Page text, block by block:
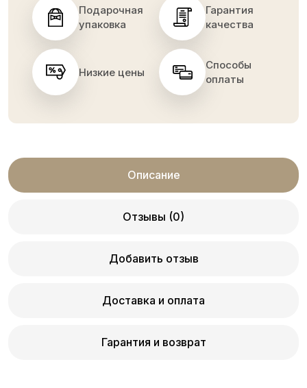
Подарочная
упаковка
Гарантия
качества
Низкие цены
Способы
оплаты
Описание
Отзывы (0)
Добавить отзыв
Доставка и оплата
Гарантия и возврат